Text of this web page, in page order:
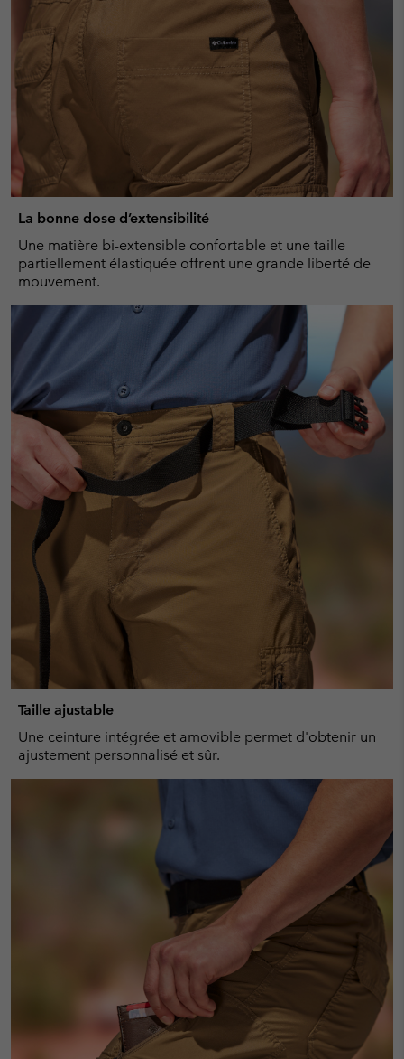
La bonne dose d’extensibilité
Une matière bi-extensible confortable et une taille
partiellement élastiquée offrent une grande liberté de
mouvement.
Taille ajustable
Une ceinture intégrée et amovible permet d'obtenir un
ajustement personnalisé et sûr.